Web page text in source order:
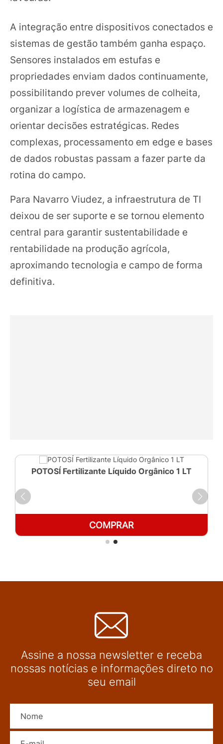
A integração entre dispositivos conectados e
sistemas de gestão também ganha espaço.
Sensores instalados em estufas e
propriedades enviam dados continuamente,
possibilitando prever volumes de colheita,
organizar a logística de armazenagem e
orientar decisões estratégicas. Redes
complexas, processamento em edge e bases
de dados robustas passam a fazer parte da
rotina do campo.
Para Navarro Viudez, a infraestrutura de TI
deixou de ser suporte e se tornou elemento
central para garantir sustentabilidade e
rentabilidade na produção agrícola,
aproximando tecnologia e campo de forma
definitiva.
POTOSÍ Fertilizante Líquido Orgânico 1 LT
COMPRAR
Assine a nossa newsletter e receba
nossas notícias e informações direto no
seu email